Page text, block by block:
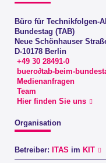
Büro für Technikfolgen-
Bundestag (TAB)
Neue Schönhauser
D-10178 Berlin
+49 30 28491-0
buero∂tab-beim-
Medienanfragen
Team
Hier finden Sie uns
Organisation
Betreiber: ITAS im KIT